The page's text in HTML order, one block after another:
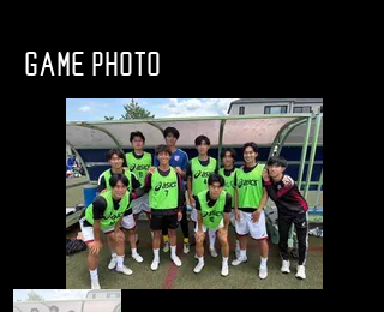
GAME PHOTO